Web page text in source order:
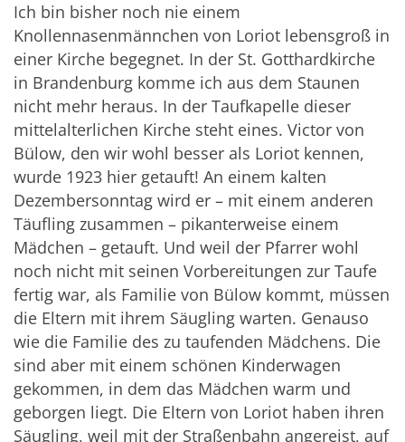
Ich bin bisher noch nie einem
Knollennasenmännchen von Loriot lebensgroß in
einer Kirche begegnet. In der St. Gotthardkirche
in Brandenburg komme ich aus dem Staunen
nicht mehr heraus. In der Taufkapelle dieser
mittelalterlichen Kirche steht eines. Victor von
Bülow, den wir wohl besser als Loriot kennen,
wurde 1923 hier getauft! An einem kalten
Dezembersonntag wird er – mit einem anderen
Täufling zusammen – pikanterweise einem
Mädchen – getauft. Und weil der Pfarrer wohl
noch nicht mit seinen Vorbereitungen zur Taufe
fertig war, als Familie von Bülow kommt, müssen
die Eltern mit ihrem Säugling warten. Genauso
wie die Familie des zu taufenden Mädchens. Die
sind aber mit einem schönen Kinderwagen
gekommen, in dem das Mädchen warm und
geborgen liegt. Die Eltern von Loriot haben ihren
Säugling, weil mit der Straßenbahn angereist, auf